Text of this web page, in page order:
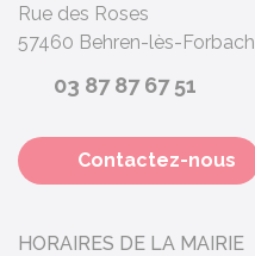
Rue des Roses
57460 Behren-lès-Forbach
03 87 87 67 51
Contactez-nous
HORAIRES DE LA MAIRIE